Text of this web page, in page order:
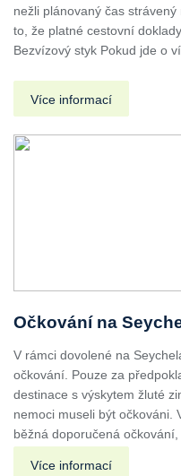
nežli plánovaný čas
to, že platné cestovní
Bezvízový styk Pokud jde o
Více informací
Očkování na
V rámci dovolené na
očkování. Pouze za
destinace s výskytem žluté
nemoci museli být očkováni.
běžná doporučená
Více informací